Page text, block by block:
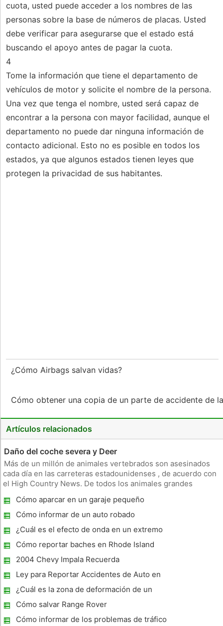
cuota, usted puede acceder a los nombres de las
personas sobre la base de números de placas. Usted
debe verificar para asegurarse que el estado está
buscando el apoyo antes de pagar la cuota.
4
Tome la información que tiene el departamento de
vehículos de motor y solicite el nombre de la persona.
Una vez que tenga el nombre, usted será capaz de
encontrar a la persona con mayor facilidad, aunque el
departamento no puede dar ninguna información de
contacto adicional. Esto no es posible en todos los
estados, ya que algunos estados tienen leyes que
protegen la privacidad de sus habitantes.
¿Cómo Airbags salvan vidas?
Cómo obtener una copia de un parte de accidente de
Artículos relacionados
Daño del coche severa y Deer
Más de un millón de animales vertebrados son asesinados
cada día en las carreteras estadounidenses , de acuerdo con
el High Country News. De todos los animales grandes
parecen ser la más común . Datos cuenta Deer para más
muertes human
Cómo aparcar en un garaje pequeño
Cómo informar de un auto robado
Nationwide
¿Cuál es el efecto de onda en un extremo
posterior colisión del coche?
Cómo reportar baches en Rhode Island
2004 Chevy Impala Recuerda
Ley para Reportar Accidentes de Auto en
Massachusetts
¿Cuál es la zona de deformación de un
coche?
Cómo salvar Range Rover
Cómo informar de los problemas de tráfico